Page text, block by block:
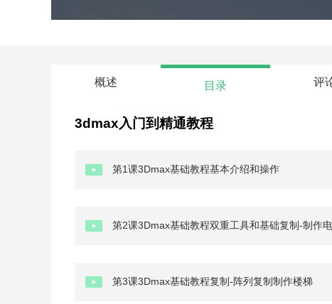
概述 目录 评
3dmax入门到精通教程
第1课3Dmax基础教程基本介绍和操作
第2课3Dmax基础教程双重工具和基础复制-制作
第3课3Dmax基础教程复制-阵列复制制作楼梯